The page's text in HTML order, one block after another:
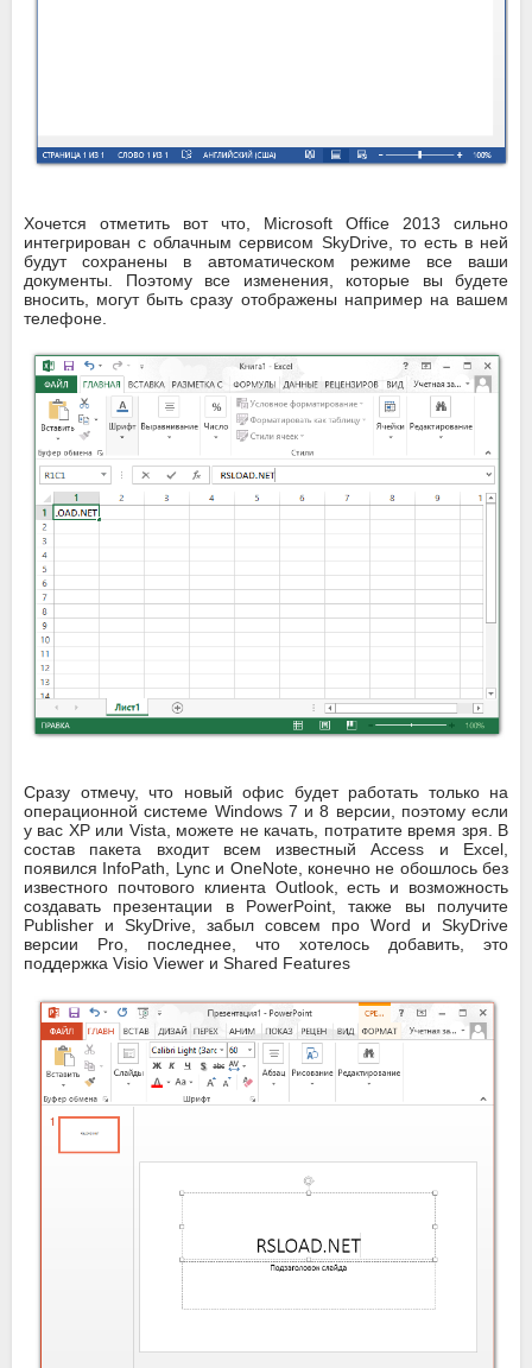
Хочется отметить вот что, Microsoft Office 2013 сильно
интегрирован с облачным сервисом SkyDrive, то есть в ней
будут сохранены в автоматическом режиме все ваши
документы. Поэтому все изменения, которые вы будете
вносить, могут быть сразу отображены например на вашем
телефоне.
Сразу отмечу, что новый офис будет работать только на
операционной системе Windows 7 и 8 версии, поэтому если
у вас XP или Vista, можете не качать, потратите время зря. В
состав пакета входит всем известный Access и Excel,
появился InfoPath, Lync и OneNote, конечно не обошлось без
известного почтового клиента Outlook, есть и возможность
создавать презентации в PowerPoint, также вы получите
Publisher и SkyDrive, забыл совсем про Word и SkyDrive
версии Pro, последнее, что хотелось добавить, это
поддержка Visio Viewer и Shared Features